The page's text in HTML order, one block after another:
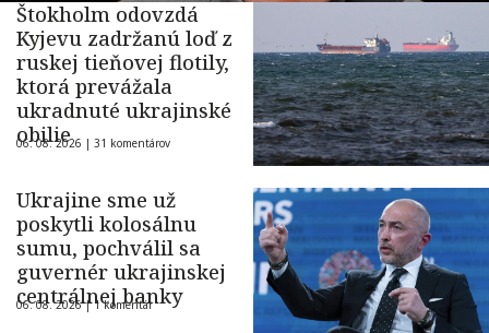
Štokholm odovzdá
Kyjevu zadržanú loď z
ruskej tieňovej flotily,
ktorá prevážala
ukradnuté ukrajinské
obilie
06. 08. 2026 | 31 komentárov
Ukrajine sme už
poskytli kolosálnu
sumu, pochválil sa
guvernér ukrajinskej
centrálnej banky
06. 08. 2026 |1 komentár